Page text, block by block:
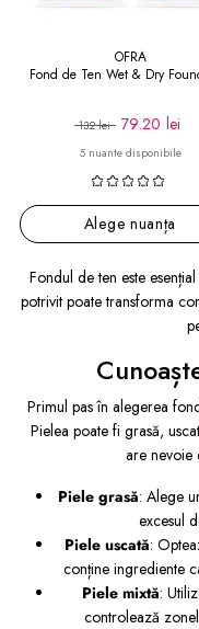
OFRA
Fond de Ten Wet & Dry
132 lei 79.20 lei
5 nuante disponibile
Alege nuanța
Fondul de ten este
potrivit poate transforma
Primul pas în alegerea
Pielea poate fi grasă,
are nevoie
Piele grasă: Alege
excesul
Piele uscată:
conține ingrediente
Piele mixtă:
controlează